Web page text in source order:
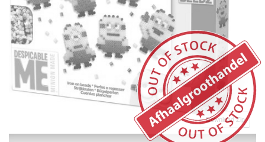
Download Zip